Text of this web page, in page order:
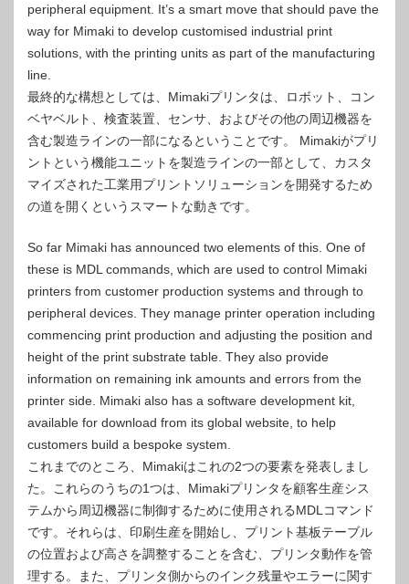
peripheral equipment. It’s a smart move that should pave the
way for Mimaki to develop customised industrial print
solutions, with the printing units as part of the manufacturing
line.
最終的な構想としては、Mimakiプリンタは、ロボット、コン
ベヤベルト、検査装置、センサ、およびその他の周辺機器を
含む製造ラインの一部になるということです。 Mimakiがプリ
ントという機能ユニットを製造ラインの一部として、カスタ
マイズされた工業用プリントソリューションを開発するため
の道を開くというスマートな動きです。
So far Mimaki has announced two elements of this. One of
these is MDL commands, which are used to control Mimaki
printers from customer production systems and through to
peripheral devices. They manage printer operation including
commencing print production and adjusting the position and
height of the print substrate table. They also provide
information on remaining ink amounts and errors from the
printer side. Mimaki also has a software development kit,
available for download from its global website, to help
customers build a bespoke system.
これまでのところ、Mimakiはこれの2つの要素を発表しまし
た。これらのうちの1つは、Mimakiプリンタを顧客生産シス
テムから周辺機器に制御するために使用されるMDLコマンド
です。それらは、印刷生産を開始し、プリント基板テーブル
の位置および高さを調整することを含む、プリンタ動作を管
理する。また、プリンタ側からのインク残量やエラーに関す